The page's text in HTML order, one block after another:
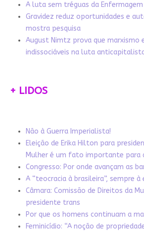
A luta sem tréguas da Enfermagem
Gravidez reduz oportunidades e
mostra pesquisa
August Nimtz prova que marxismo
indissociáveis na luta
+ LIDOS
Não à Guerra Imperialista!
Eleição de Erika Hilton para
Mulher é um fato importante para
Congresso: Por onde avançam as
A “teocracia à brasileira”, sempre à
Câmara: Comissão de Direitos da
presidente trans
Por que os homens continuam a
Feminicídio: “A noção de